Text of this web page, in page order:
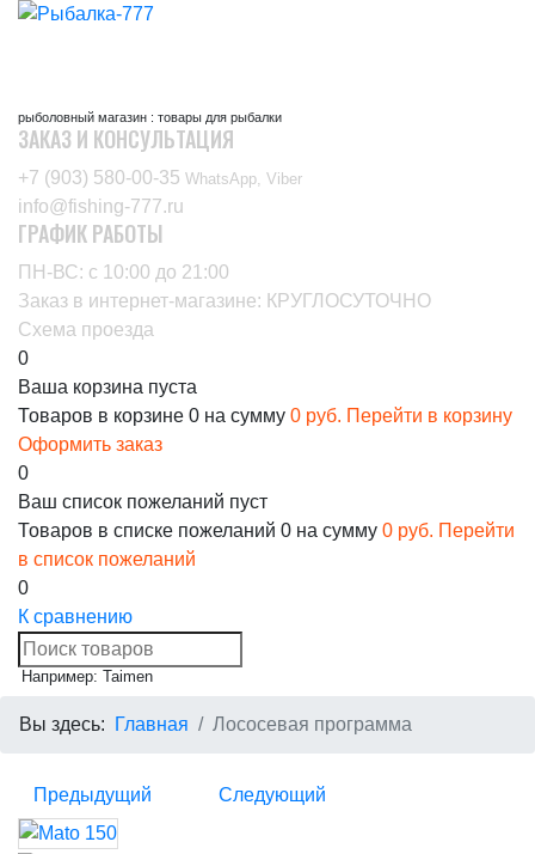
рыболовный магазин : товары для рыбалки
ЗАКАЗ И КОНСУЛЬТАЦИЯ
+7 (903) 580-00-35‬ WhatsApp, Viber
info@fishing-777.ru
ГРАФИК РАБОТЫ
ПН-ВС: с 10:00 до 21:00
Заказ в интернет-магазине: КРУГЛОСУТОЧНО
Схема проезда
0
Ваша корзина пуста
Товаров в корзине 0 на сумму 0 руб. Перейти в корзину
Оформить заказ
0
Ваш список пожеланий пуст
Товаров в списке пожеланий 0 на сумму 0 руб. Перейти
в список пожеланий
0
К сравнению
Например: Taimen
Вы здесь: Главная Лососевая программа
Предыдущий Следующий